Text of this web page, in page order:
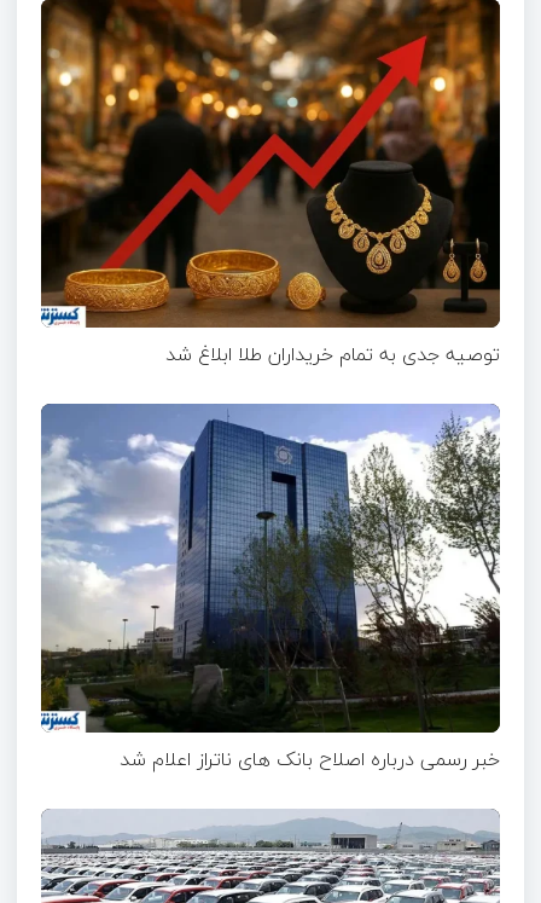
توصیه جدی به تمام خریداران طلا ابلاغ شد
خبر رسمی درباره اصلاح بانک های ناتراز اعلام شد